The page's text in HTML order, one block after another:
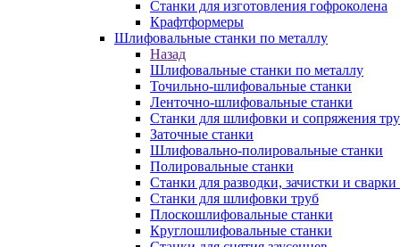
Станки для изготовления гофроколена
Крафтформеры
Шлифовальные станки по металлу
Назад
Шлифовальные станки по металлу
Точильно-шлифовальные станки
Ленточно-шлифовальные станки
Станки для шлифовки и сопряжения
Заточные станки
Шлифовально-полировальные станки
Полировальные станки
Станки для разводки, зачистки и сварки
Станки для шлифовки труб
Плоскошлифовальные станки
Круглошлифовальные станки